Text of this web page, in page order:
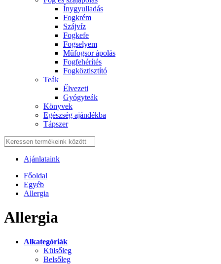
Í́nygyulladás
Fogkrém
Szájvíz
Fogkefe
Fogselyem
Műfogsor ápolás
Fogfehérítés
Fogköztisztító
Teák
É́lvezeti
Gyógyteák
Könyvek
Egészség ajándékba
Tápszer
Ajánlataink
Főoldal
Egyéb
Allergia
Allergia
Alkategóriák
Külsőleg
Belsőleg